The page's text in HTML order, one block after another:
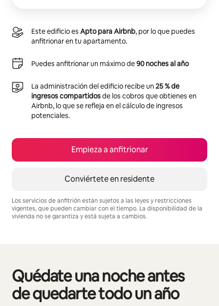
Este edificio es Apto para Airbnb, por lo que puedes
anfitrionar en tu apartamento.
Puedes anfitrionar un máximo de90 noches al año
La administración del edificio recibe un25 % de
ingresos compartidosde los cobros que obtienes en
Airbnb, lo que se refleja en el cálculo de ingresos
potenciales.
Empieza a anfitrionar
Conviértete en residente
Los servicios de anfitrión están sujetos a las leyes y restricciones
vigentes, que pueden cambiar con el tiempo. La disponibilidad de la
vivienda no se garantiza y está sujeta a cambios.
Quédate una noche antes
de quedarte todo un año
Se muestran0 de 0 elementos